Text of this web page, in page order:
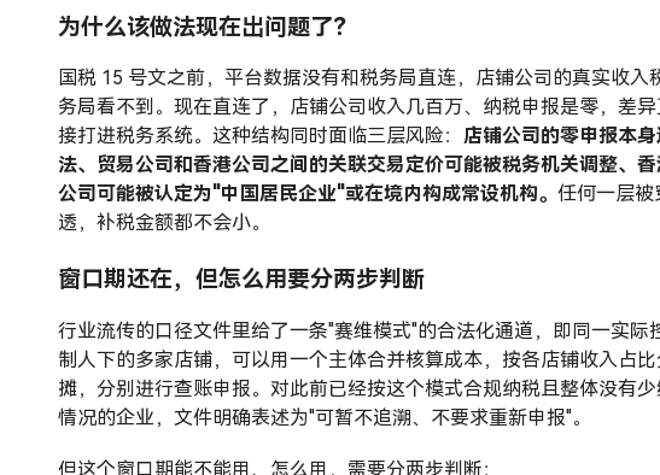
为什么该做法现在出问题了？
国税 15 号文之前，平台数据没有和税务局直连，店铺公司的真实收入
务局看不到。现在直连了，店铺公司收入几百万、纳税申报是零，差异
接打进税务系统。这种结构同时面临三层风险：店铺公司的零申报本身
法、贸易公司和香港公司之间的关联交易定价可能被税务机关调整、
公司可能被认定为"中国居民企业"或在境内构成常设机构。任何一层被
透，补税金额都不会小。
窗口期还在，但怎么用要分两步判断
行业流传的口径文件里给了一条"赛维模式"的合法化通道，即同一实际
制人下的多家店铺，可以用一个主体合并核算成本，按各店铺收入占
摊，分别进行查账申报。对此前已经按这个模式合规纳税且整体没有少
情况的企业，文件明确表述为"可暂不追溯、不要求重新申报"。
但这个窗口期能不能用、怎么用，需要分两步判断：